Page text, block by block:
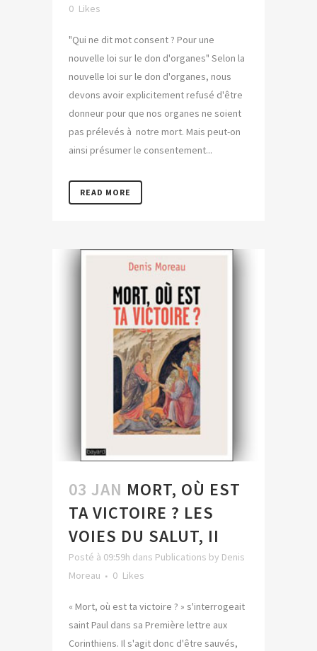
0 Likes
"Qui ne dit mot consent ? Pour une
nouvelle loi sur le don d'organes" Selon la
nouvelle loi sur le don d'organes, nous
devons avoir explicitement refusé d'être
donneur pour que nos organes ne soient
pas prélevés à notre mort. Mais peut-on
ainsi présumer le consentement...
READ MORE
03 JAN MORT, OÙ EST
TA VICTOIRE ? LES
VOIES DU SALUT, II
Posté à 09:59h dans Publications by Denis
Moreau
0 Likes
« Mort, où est ta victoire ? » s'interrogeait
saint Paul dans sa Première lettre aux
Corinthiens. Il s'agit donc d'être sauvés,